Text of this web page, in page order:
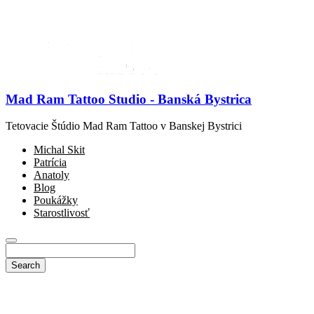
Mad Ram Tattoo Studio - Banská Bystrica
Tetovacie Štúdio Mad Ram Tattoo v Banskej Bystrici
Michal Skit
Patrícia
Anatoly
Blog
Poukážky
Starostlivosť